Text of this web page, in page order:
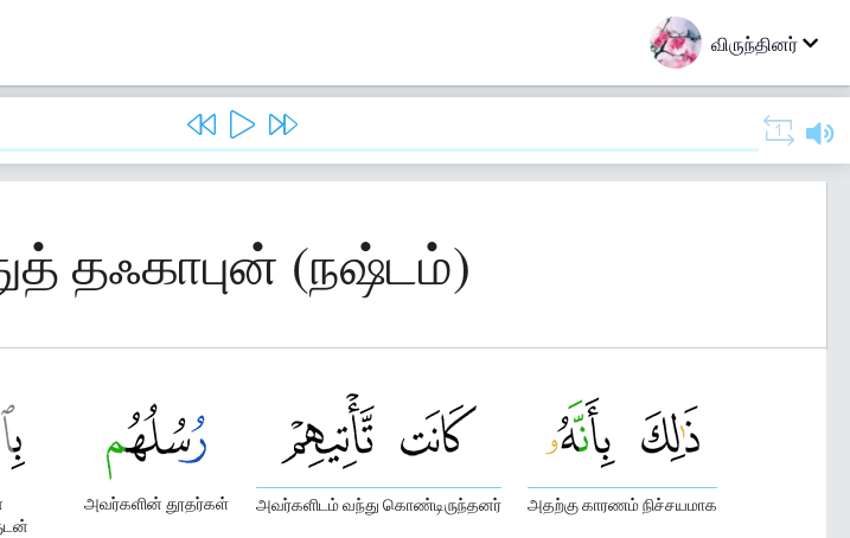
விருந்தினர்
தஃகாபுன் (நஷ்டம்)
அதற்கு காரணம் நிச்சயமாக
அவர்களிடம் வந்து கொண்டிருந்தனர்
அவர்களின் தூதர்கள்